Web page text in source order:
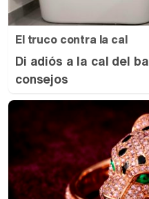
El truco contra la cal
Di adiós a la cal del
consejos